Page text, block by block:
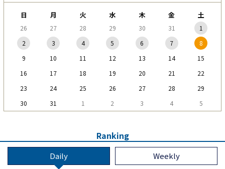
日 月 火 水 木 金 土
26 27 28 29 30 31
1
2
3 4 5 6 7
8
9
10 11 12 13 14
15
16
17 18 19 20 21
22
23
24 25 26 27 28
29
30
31 1 2 3 4 5
Ranking
Daily Weekly